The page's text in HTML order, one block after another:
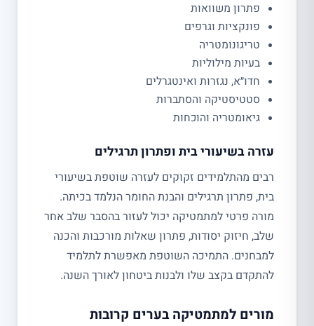
פתרון משוואות
פונקציות וגרפים
טריגונומטריה
בעיות מילוליות
חדו״א, נגזרות ואינטגרלים
סטטיסטיקה והסתברות
גיאומטריה והוכחות
עזרה בשיעורי בית ופתרון תרגילים
רבים מהתלמידים זקוקים לעזרה שוטפת בשיעורי
בית, פתרון תרגילים והבנת החומר הנלמד בכיתה.
מורה פרטי למתמטיקה יכול לעזור בהסבר שלב אחר
שלב, חיזוק יסודות, פתרון שאלות מורכבות והכנה
למבחנים. התמיכה השוטפת מאפשרת לתלמיד
להתקדם בקצב שלו ולבנות ביטחון לאורך השנה.
מורים למתמטיקה בערים קרובות